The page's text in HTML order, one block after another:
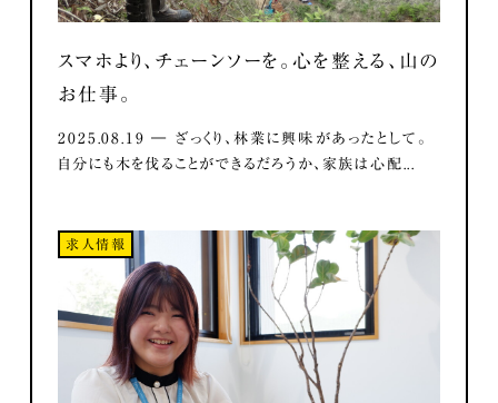
スマホより、チェーンソーを。心を整える、山の
お仕事。
2025.08.19 ― ざっくり、林業に興味があったとして。
自分にも木を伐ることができるだろうか、家族は心配...
求人情報